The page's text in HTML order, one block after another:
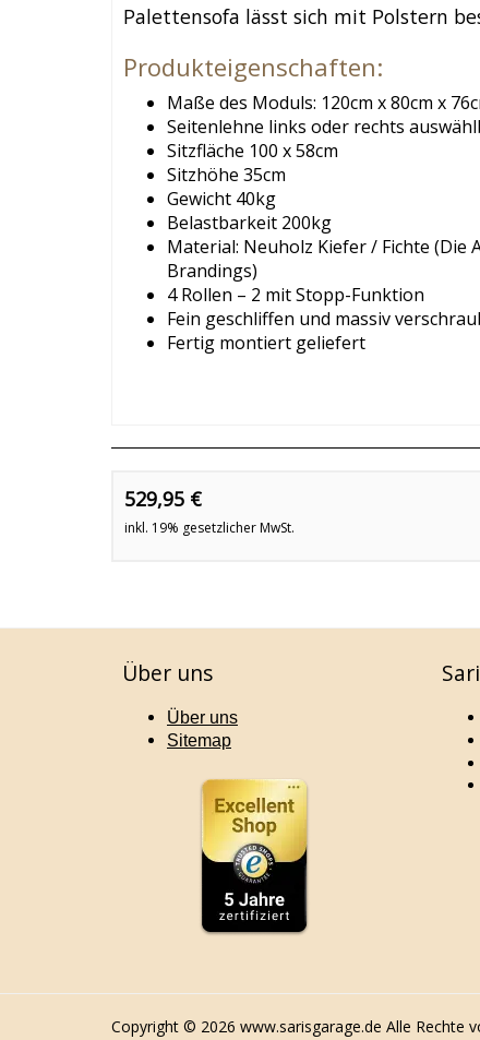
Palettensofa lässt sich mit Polstern
Produkteigenschaften:
Maße des Moduls: 120cm x 80cm x
Seitenlehne links oder rechts
Sitzfläche 100 x 58cm
Sitzhöhe 35cm
Gewicht 40kg
Belastbarkeit 200kg
Material: Neuholz Kiefer / Fichte
Brandings)
4 Rollen – 2 mit Stopp-Funktion
Fein geschliffen und massiv
Fertig montiert geliefert
529,95 €
inkl. 19% gesetzlicher MwSt.
Über uns
Über uns
Sitemap
Copyright © 2026 www.sarisgarage.de Alle Rechte